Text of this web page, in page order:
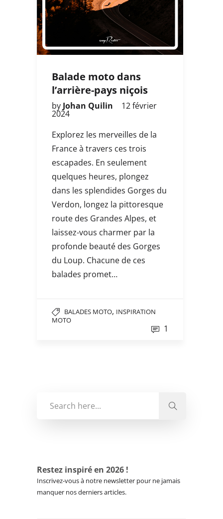
Balade moto dans
l’arrière-pays niçois
by Johan Quilin 12 février
2024
Explorez les merveilles de la
France à travers ces trois
escapades. En seulement
quelques heures, plongez
dans les splendides Gorges du
Verdon, longez la pittoresque
route des Grandes Alpes, et
laissez-vous charmer par la
profonde beauté des Gorges
du Loup. Chacune de ces
balades promet…
BALADES MOTO, INSPIRATION
MOTO
1
Restez inspiré en 2026 !
Inscrivez-vous à notre newsletter pour ne jamais
manquer nos derniers articles.